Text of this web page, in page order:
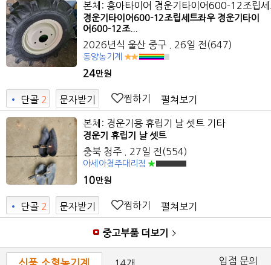
본체: 흥아타이어 경운기타이어600-12조립
경운기타이어600-12조립세트좌우 경운기타이
어600-12조...
2026년식 울산 중구 . 26일 전(647)
동양농기계
24만원
• 단골 2
9
문자받기 찜하기 펼쳐보기
본체: 경운기용 휴립기 날 셋트 기타
경운기 휴립기 날 셋트
충북 청주 . 27일 전(554)
아세아청주대리점
10만원
• 단골 2
9
문자받기 찜하기 펼쳐보기
중고부품 더보기
신품 소형농기계 입점 문의